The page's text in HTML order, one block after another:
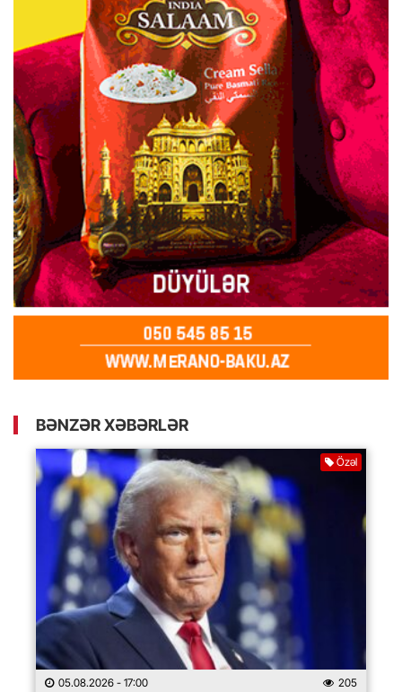
BƏNZƏR XƏBƏRLƏR
Özəl
05.08.2026 - 17:00 205